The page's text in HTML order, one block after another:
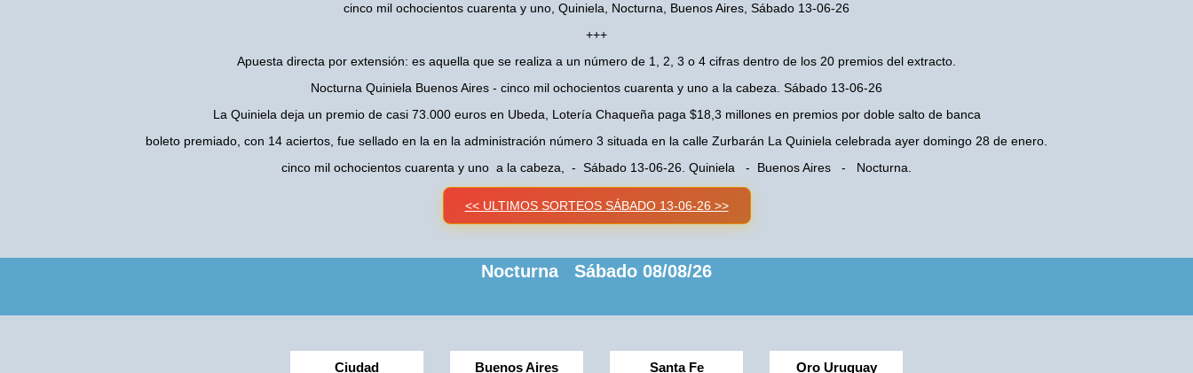
cinco mil ochocientos cuarenta y uno, Quiniela, Nocturna, Buenos Aires, Sábado 13-06-26
+++
Apuesta directa por extensión: es aquella que se realiza a un número de 1, 2, 3 o 4 cifras dentro de los 20 premios del extracto.
Nocturna Quiniela Buenos Aires - cinco mil ochocientos cuarenta y uno a la cabeza. Sábado 13-06-26
La Quiniela deja un premio de casi 73.000 euros en Ubeda, Lotería Chaqueña paga $18,3 millones en premios por doble salto de banca
boleto premiado, con 14 aciertos, fue sellado en la en la administración número 3 situada en la calle Zurbarán La Quiniela celebrada ayer domingo 28 de enero.
cinco mil ochocientos cuarenta y uno a la cabeza, - Sábado 13-06-26. Quiniela - Buenos Aires - Nocturna.
<< ULTIMOS SORTEOS SÁBADO 13-06-26 >>
Nocturna Sábado 08/08/26
Ciudad Buenos Aires Santa Fe Oro Uruguay